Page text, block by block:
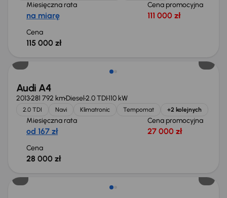
Miesięczna rata
na miarę
Cena promocyjna
111 000 zł
Cena
115 000 zł
Audi A4
2013281 792 kmDiesel2.0 TDI110 kW
2.0 TDI Navi Klimatronic Tempomat +2 kolejnych
Miesięczna rata
od 167 zł
Cena promocyjna
27 000 zł
Cena
28 000 zł